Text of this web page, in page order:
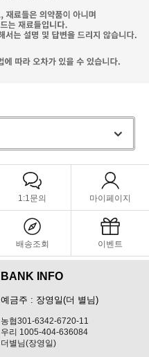
1:1문의 마이페이지
배송조회 이벤트
BANK INFO
예금주 : 장영일(더 별님)
농협301-6342-6720-11
우리 1005-404-636084
더별님(장영일)